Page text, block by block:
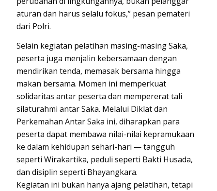
aturan dan harus selalu fokus,” pesan pemateri
dari Polri.
Selain kegiatan pelatihan masing-masing Saka,
peserta juga menjalin kebersamaan dengan
mendirikan tenda, memasak bersama hingga
makan bersama. Momen ini memperkuat
solidaritas antar peserta dan mempererat tali
silaturahmi antar Saka. Melalui Diklat dan
Perkemahan Antar Saka ini, diharapkan para
peserta dapat membawa nilai-nilai kepramukaan
ke dalam kehidupan sehari-hari — tangguh
seperti Wirakartika, peduli seperti Bakti Husada,
dan disiplin seperti Bhayangkara.
Kegiatan ini bukan hanya ajang pelatihan, tetapi